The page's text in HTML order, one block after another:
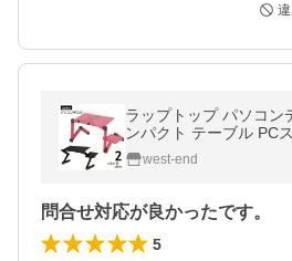
ラップトップ パソコン
ンパクト テーブル PC
ド付 角度調節 高さ調
0ｍwest-end
問合せ対応が良かったです。
5